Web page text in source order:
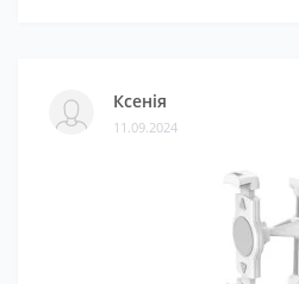
Ксенія
11.09.2024